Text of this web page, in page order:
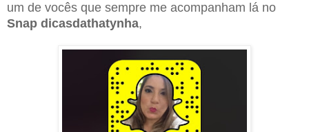
um de vocês que sempre me acompanham lá no
Snap dicasdathatynha,